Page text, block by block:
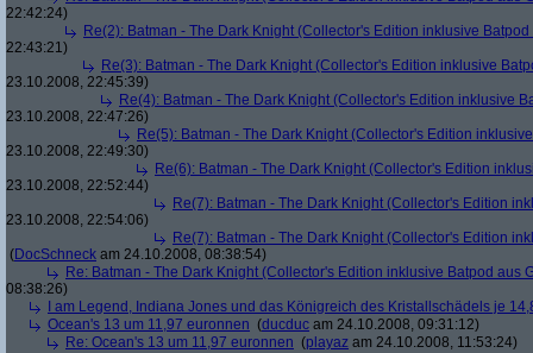
22:42:24)
Re(2): Batman - The Dark Knight (Collector's Edition inklusive
22:43:21)
Re(3): Batman - The Dark Knight (Collector's Edition inklusive
23.10.2008, 22:45:39)
Re(4): Batman - The Dark Knight (Collector's Edition inklusive
23.10.2008, 22:47:26)
Re(5): Batman - The Dark Knight (Collector's Edition
23.10.2008, 22:49:30)
Re(6): Batman - The Dark Knight (Collector's Edition
23.10.2008, 22:52:44)
Re(7): Batman - The Dark Knight (Collector's Edition
23.10.2008, 22:54:06)
Re(7): Batman - The Dark Knight (Collector's Edition
(DocSchneck am 24.10.2008, 08:38:54)
Re: Batman - The Dark Knight (Collector's Edition inklusive Batpod aus
08:38:26)
I am Legend, Indiana Jones und das Königreich des Kristallschädels je
Ocean's 13 um 11,97 euronnen (ducduc am 24.10.2008, 09:31:12)
Re: Ocean's 13 um 11,97 euronnen (playaz am 24.10.2008, 11:53:24)